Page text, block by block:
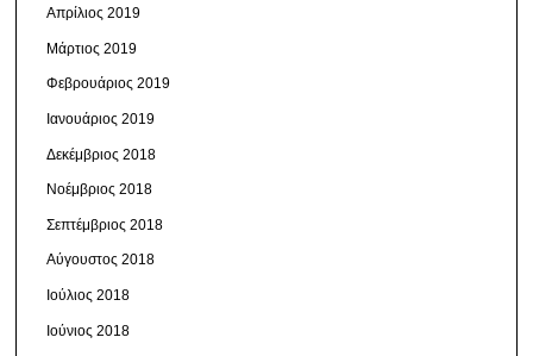
Απρίλιος 2019
Μάρτιος 2019
Φεβρουάριος 2019
Ιανουάριος 2019
Δεκέμβριος 2018
Νοέμβριος 2018
Σεπτέμβριος 2018
Αύγουστος 2018
Ιούλιος 2018
Ιούνιος 2018